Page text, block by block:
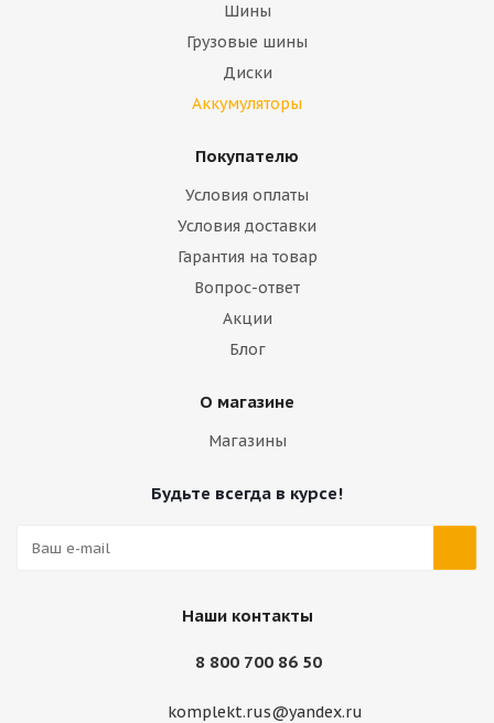
Шины
Грузовые шины
Диски
Аккумуляторы
Покупателю
Условия оплаты
Условия доставки
Гарантия на товар
Вопрос-ответ
Акции
Блог
О магазине
Магазины
Будьте всегда в курсе!
Наши контакты
8 800 700 86 50
komplekt.rus@yandex.ru